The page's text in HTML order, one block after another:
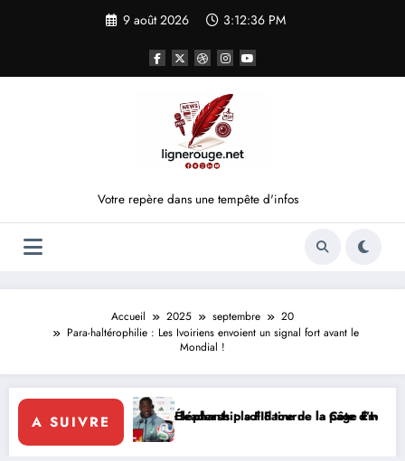
9 août 2026 3:12:37 PM
Votre repère dans une tempête d'infos
Accueil 2025 septembre
20
Para-haltérophilie : Les Ivoiriens envoient un signal fort avant le
Mondial !
A SUIVRE
de la Côte d’Ivoire en Afrique
FIF tourne la page Emerse Faé Diplomatie multilatérale :